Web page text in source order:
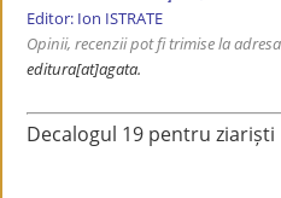
Editor: Ion ISTRATE
Opinii, recenzii pot fi trimise la
editura[at]agata.
Decalogul 19 pentru ziariști